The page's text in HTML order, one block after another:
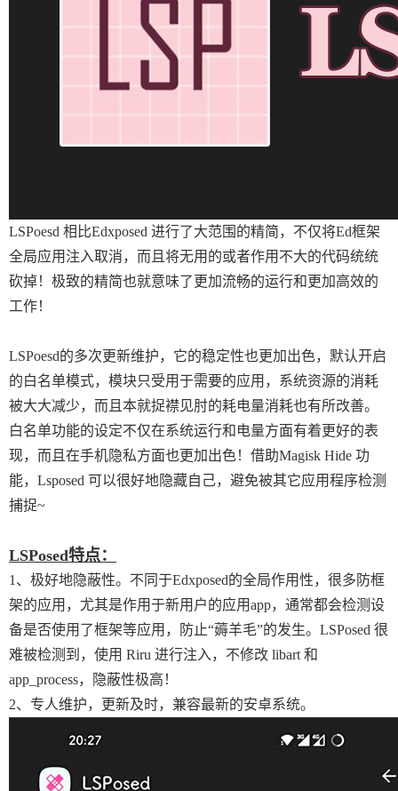
LSPoesd 相比Edxposed 进行了大范围的精简，不仅将Ed框架
全局应用注入取消，而且将无用的或者作用不大的代码统统
砍掉！极致的精简也就意味了更加流畅的运行和更加高效的
工作！
LSPoesd的多次更新维护，它的稳定性也更加出色，默认开启
的白名单模式，模块只受用于需要的应用，系统资源的消耗
被大大减少，而且本就捉襟见肘的耗电量消耗也有所改善。
白名单功能的设定不仅在系统运行和电量方面有着更好的表
现，而且在手机隐私方面也更加出色！借助Magisk Hide 功
能，Lsposed 可以很好地隐藏自己，避免被其它应用程序检测
捕捉~
LSPosed特点：
1、极好地隐蔽性。不同于Edxposed的全局作用性，很多防框
架的应用，尤其是作用于新用户的应用app，通常都会检测设
备是否使用了框架等应用，防止“薅羊毛”的发生。LSPosed 很
难被检测到，使用 Riru 进行注入，不修改 libart 和
app_process，隐蔽性极高！
2、专人维护，更新及时，兼容最新的安卓系统。